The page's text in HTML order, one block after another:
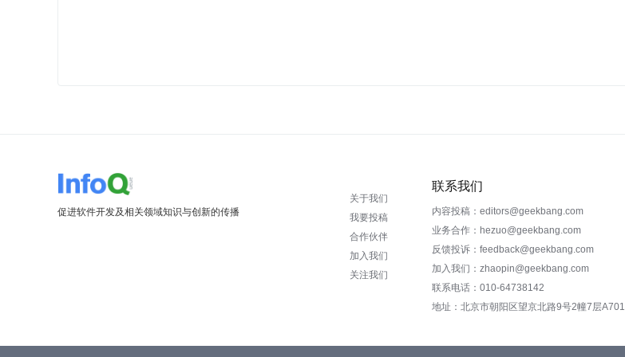
促进软件开发及相关领域知识与创新的传播
关于我们
我要投稿
合作伙伴
加入我们
关注我们
联系我们
内容投稿：editors@geekbang.com
业务合作：hezuo@geekbang.com
反馈投诉：feedback@geekbang.com
加入我们：zhaopin@geekbang.com
联系电话：010-64738142
地址：北京市朝阳区望京北路9号2幢7层A701